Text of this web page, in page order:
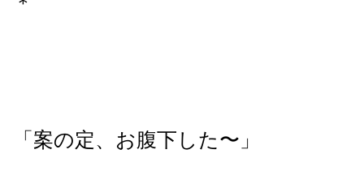
「案の定、お腹下した〜」